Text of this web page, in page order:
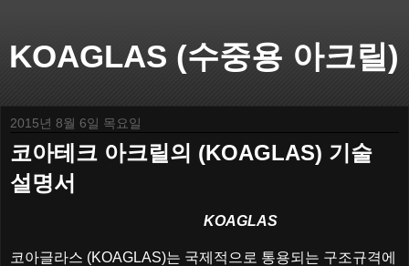
KOAGLAS (수중용 아크릴)
2015년 8월 6일 목요일
코아테크 아크릴의 (KOAGLAS) 기술
설명서
KOAGLAS
코아글라스 (KOAGLAS)는 국제적으로 통용되는 구조규격에